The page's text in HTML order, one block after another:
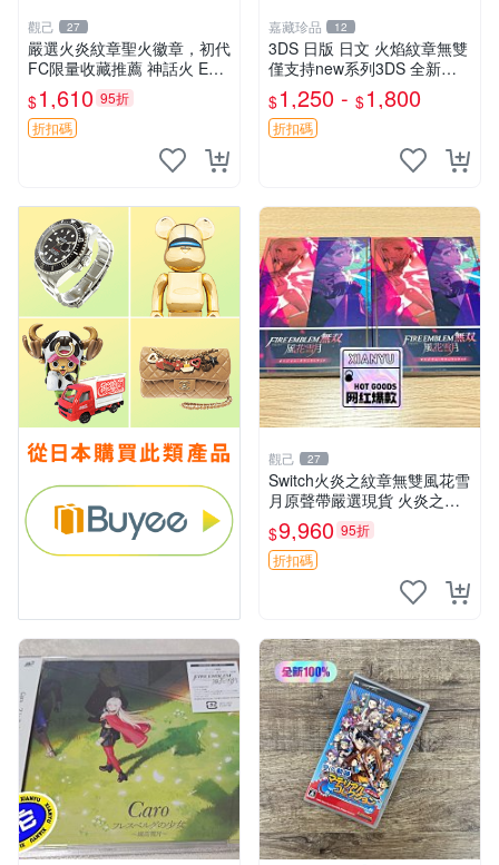
觀己 27
嚴選火炎紋章聖火徽章，初代
FC限量收藏推薦 神話火 Emb
lem 2DM 再現經典 動漫 魔王
紅色火焰
$1,610 95折
折扣碼
嘉藏珍品 12
3DS 日版 日文 火焰紋章無雙
僅支持new系列3DS 全新二
手都有 現貨
$1,250 - $1,800
折扣碼
觀己 27
Switch火炎之紋章無雙風花雪
月原聲帶嚴選現貨 火炎之紋
章 Switch 原聲帶 歌曲 OST
$9,960 95折
折扣碼